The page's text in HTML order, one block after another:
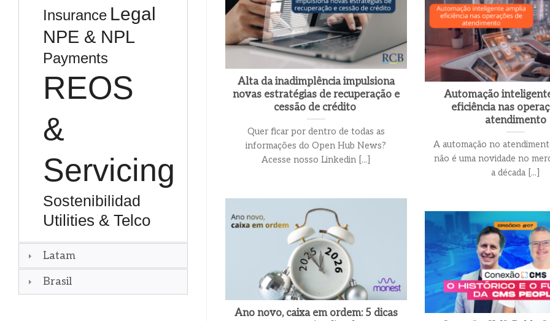
Insurance Legal
NPE & NPL
Payments
REOS
&
Servicing
Sostenibilidad
Utilities & Telco
Latam
Brasil
Alta da inadimplência impulsiona
novas estratégias de recuperação e
cessão de crédito
Quer ficar por dentro de todas as
informações do Open Hub News?
Acesse nosso Linkedin [...]
Automação
eficiência nas
atendimento
A automação no
não é uma novidade no
a década [...]
Ano novo, caixa em ordem: 5 dicas